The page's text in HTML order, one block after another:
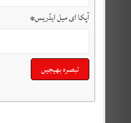
آپکا ای میل ایڈریس*